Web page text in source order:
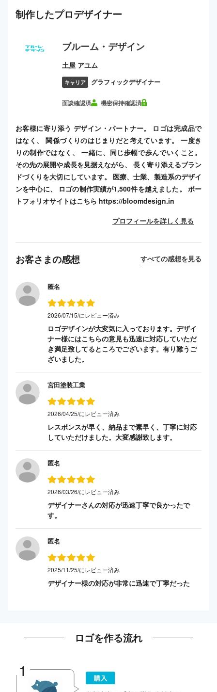
制作したプロデザイナー
ブルーム・デザイン
土屋 アユム
キャリア グラフィックデザイナー
面談確認済 機密保持確認済
お客様に寄り添う デザイン・パートナー。 ロゴは完成品で
はなく、 関係づくりのはじまりだと考えています。 一度き
りの制作ではなく、 一緒に、同じ歩幅で歩んでいくこと。
その先の展開や成長を見据えながら、 長く寄り添えるブラン
ドづくりを大切にしています。 医療、士業、製造系のデザイ
ンを中心に、 ロゴの制作実績が1,500件を越えました。 ポー
トフォリオサイトはこちら https://bloomdesign.in
プロフィールを詳しく見る
お客さまの感想 すべての感想を見る
匿名
2026/07/15/にレビュー済み
ロゴデザインが大変気に入っております。デザイ
ナー様にはこちらの意見も迅速に対応していただ
き満足致してるところでございます。有り難うご
ざいました。
宮田塗装工業
2026/04/25/にレビュー済み
レスポンスが早く、納品まで素早く、丁寧に対応
していただけました。大変感謝致します。
匿名
2026/03/26/にレビュー済み
デザイナーさんの対応が迅速丁寧で良かったで
す。
匿名
2025/11/25/にレビュー済み
デザイナー様の対応が非常に迅速で丁寧だった
ロゴを作る流れ